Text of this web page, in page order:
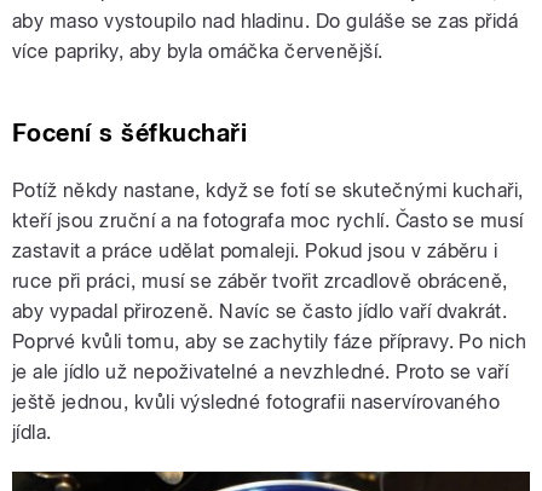
aby maso vystoupilo nad hladinu. Do guláše se zas přidá
více papriky, aby byla omáčka červenější.
Focení s šéfkuchaři
Potíž někdy nastane, když se fotí se skutečnými kuchaři,
kteří jsou zruční a na fotografa moc rychlí. Často se musí
zastavit a práce udělat pomaleji. Pokud jsou v záběru i
ruce při práci, musí se záběr tvořit zrcadlově obráceně,
aby vypadal přirozeně. Navíc se často jídlo vaří dvakrát.
Poprvé kvůli tomu, aby se zachytily fáze přípravy. Po nich
je ale jídlo už nepoživatelné a nevzhledné. Proto se vaří
ještě jednou, kvůli výsledné fotografii naservírovaného
jídla.